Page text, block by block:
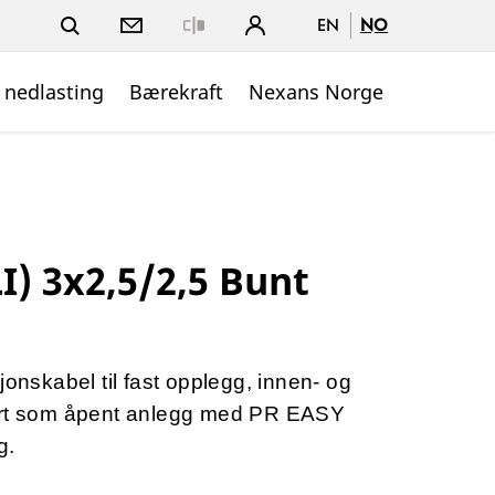
EN NO
Bærekraft Nexans Norge
3x2,5/2,5 Bunt
til fast opplegg, innen- og
som åpent anlegg med PR EASY